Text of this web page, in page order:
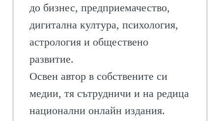
до бизнес, предприемачество,
дигитална култура, психология,
астрология и обществено
развитие.
Освен автор в собствените си
медии, тя сътрудничи и на редица
национални онлайн издания.